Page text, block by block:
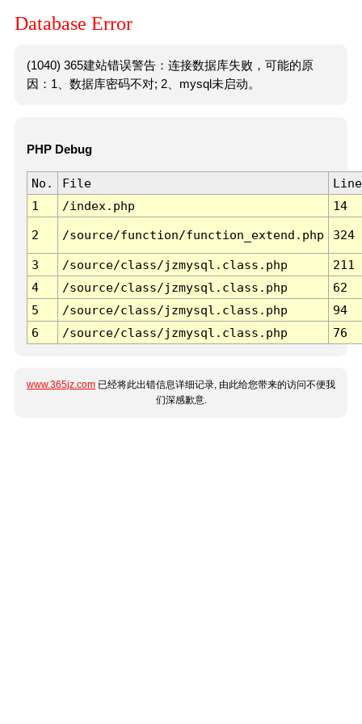
Database Error
(1040) 365建站错误警告：连接数据库失败，可能的原
因：1、数据库密码不对; 2、mysql未启动。
PHP Debug
No. File
Line
1
/index.php 14
2 /source/function/function_extend.php 324
3 /source/class/jzmysql.class.php
211
4
/source/class/jzmysql.class.php
62
5
/source/class/jzmysql.class.php
94
6
/source/class/jzmysql.class.php 76
www.365jz.com 已经将此出错信息详细记录, 由此给您带来的访问不便我
们深感歉意.